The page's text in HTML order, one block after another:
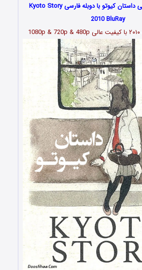
دانلود فیلم سینمایی داستان کیوتو با دوبله فارسی Kyoto Story
2010 BluRay